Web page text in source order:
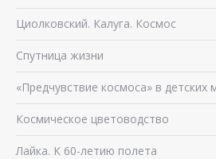
Циолковский. Калуга. Космос
Спутница жизни
«Предчувствие космоса» в детских
Космическое цветоводство
Лайка. К 60-летию полета